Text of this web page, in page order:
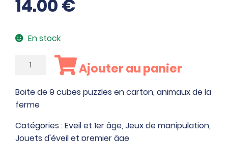
14.00€
En stock
quantité
Boite
de
9
cubes
puzzles
Ajouter au panier
Boite de 9 cubes puzzles en carton, animaux de la
ferme
Catégories :Eveil et 1er âge, Jeux de manipulation,
Jouets d'éveil et premier âge